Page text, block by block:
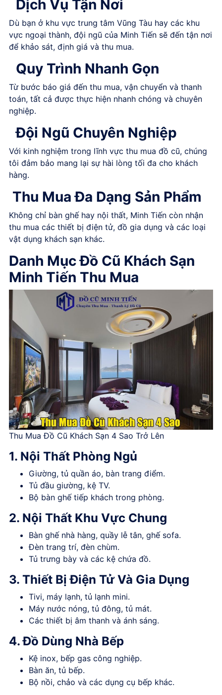
Dịch Vụ Tận Nơi
Dù bạn ở khu vực trung tâm Vũng Tàu hay các khu
vực ngoại thành, đội ngũ của Minh Tiến sẽ đến tận nơi
để khảo sát, định giá và thu mua.
Quy Trình Nhanh Gọn
Từ bước báo giá đến thu mua, vận chuyển và thanh
toán, tất cả được thực hiện nhanh chóng và chuyên
nghiệp.
Đội Ngũ Chuyên Nghiệp
Với kinh nghiệm trong lĩnh vực thu mua đồ cũ, chúng
tôi đảm bảo mang lại sự hài lòng tối đa cho khách
hàng.
Thu Mua Đa Dạng Sản Phẩm
Không chỉ bàn ghế hay nội thất, Minh Tiến còn nhận
thu mua các thiết bị điện tử, đồ gia dụng và các loại
vật dụng khách sạn khác.
Danh Mục Đồ Cũ Khách Sạn
Minh Tiến Thu Mua
Thu Mua Đồ Cũ Khách Sạn 4 Sao Trở Lên
1. Nội Thất Phòng Ngủ
Giường, tủ quần áo, bàn trang điểm.
Tủ đầu giường, kệ TV.
Bộ bàn ghế tiếp khách trong phòng.
2. Nội Thất Khu Vực Chung
Bàn ghế nhà hàng, quầy lễ tân, ghế sofa.
Đèn trang trí, đèn chùm.
Tủ trưng bày và các kệ chứa đồ.
3. Thiết Bị Điện Tử Và Gia Dụng
Tivi, máy lạnh, tủ lạnh mini.
Máy nước nóng, tủ đông, tủ mát.
Các thiết bị âm thanh và ánh sáng.
4. Đồ Dùng Nhà Bếp
Kệ inox, bếp gas công nghiệp.
Bàn ăn, tủ bếp.
Bộ nồi, chảo và các dụng cụ bếp khác.